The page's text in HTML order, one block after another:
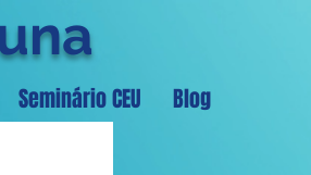
Seminário CEU Blog